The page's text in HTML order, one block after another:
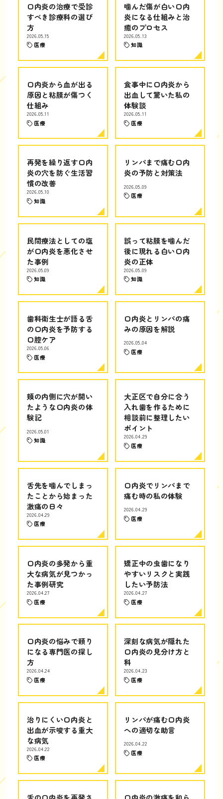
口内炎の治療で受診
すべき診療科の選び
方
2026.05.15
医療
噛んだ傷が白い口内
炎になる仕組みと治
癒のプロセス
2026.05.13
知識
口内炎から血が出る
原因と粘膜が傷つく
仕組み
2026.05.11
医療
食事中に口内炎から
出血して驚いた私の
体験談
2026.05.11
医療
再発を繰り返す口内
炎の穴を防ぐ生活習
慣の改善
2026.05.10
知識
リンパまで痛む口内
炎の予防と対策法
2026.05.09
医療
民間療法としての塩
が口内炎を悪化させ
た事例
2026.05.09
知識
誤って粘膜を噛んだ
後に現れる白い口内
炎の正体
2026.05.09
知識
歯科衛生士が語る舌
の口内炎を予防する
口腔ケア
2026.05.06
医療
口内炎とリンパの痛
みの原因を解説
2026.05.04
医療
頬の内側に穴が開い
たような口内炎の体
験記
2026.05.01
知識
大正区で自分に合う
入れ歯を作るために
相談前に整理したい
ポイント
2026.04.29
医療
舌先を噛んでしまっ
たことから始まった
激痛の日々
2026.04.29
医療
口内炎でリンパまで
痛む時の私の体験
2026.04.29
医療
口内炎の多発から重
大な病気が見つかっ
た事例研究
2026.04.27
医療
矯正中の虫歯になり
やすいリスクと実践
したい予防法
2026.04.27
医療
口内炎の悩みで頼り
になる専門医の探し
方
2026.04.24
医療
深刻な病気が隠れた
口内炎の見分け方と
科
2026.04.23
医療
治りにくい口内炎と
出血が示唆する重大
な病気
2026.04.22
医療
リンパが痛む口内炎
への適切な助言
2026.04.22
医療